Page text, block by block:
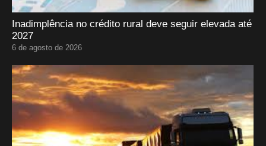
Inadimplência no crédito rural deve seguir elevada até
2027
6 de agosto de 2026